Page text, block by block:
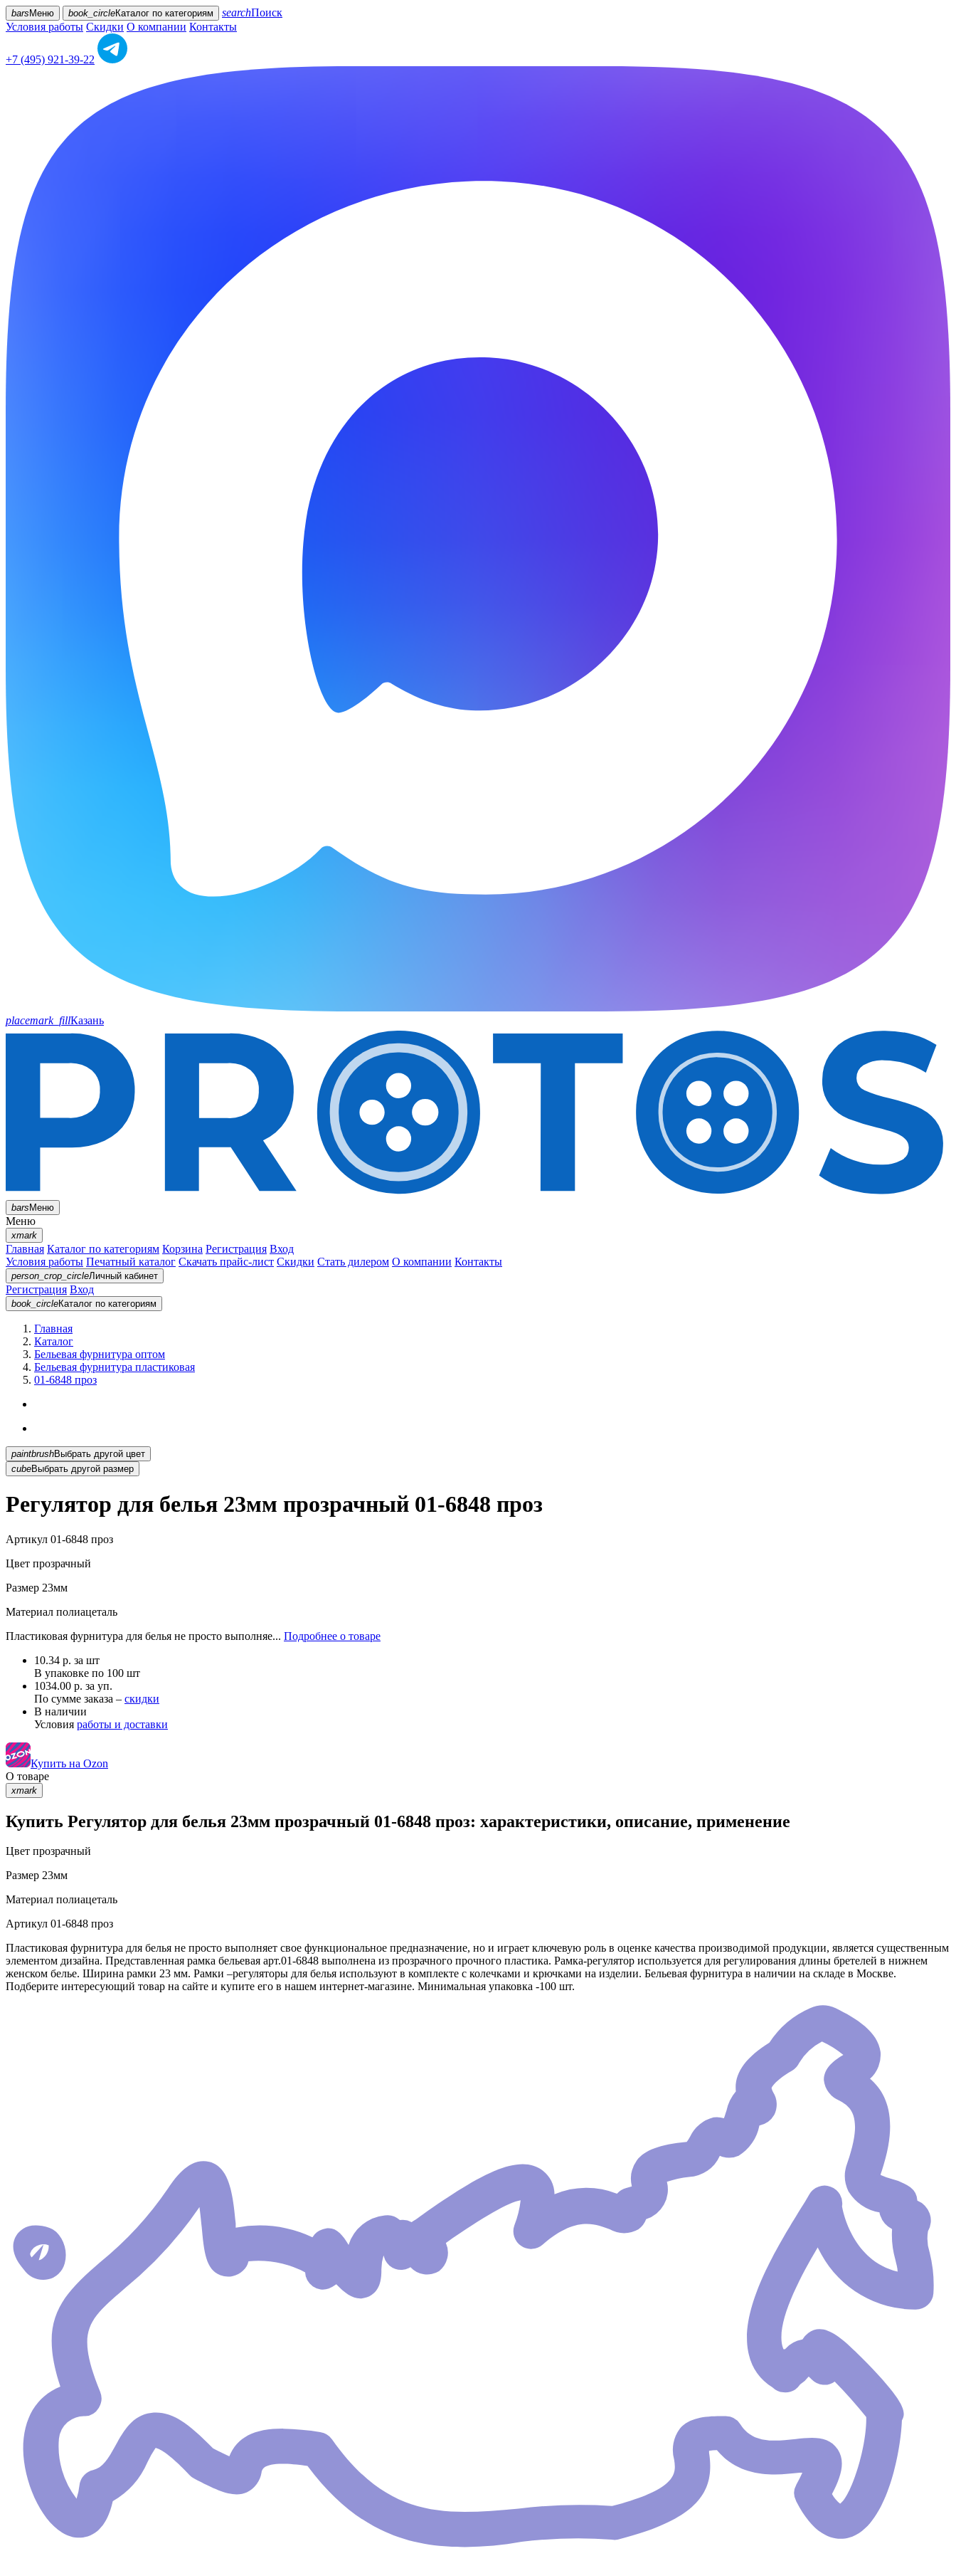
bars Меню book_circleКаталог по категориям searchПоиск
Условия работы Скидки О компании Контакты
+7 (495) 921-39-22
placemark_fillКазань
barsМеню
Меню
xmark
Главная Каталог по категориям Корзина Регистрация Вход
Условия работы Печатный каталог Скачать прайс-лист Скидки Стать дилером О компании Контакты
person_crop_circleЛичный кабинет
Регистрация Вход
book_circleКаталог по категориям
Главная
Каталог
Бельевая фурнитура оптом
Бельевая фурнитура пластиковая
01-6848 проз
paintbrush
Выбрать другой цвет
cubeВыбрать другой размер
Регулятор для белья 23мм прозрачный 01-6848 проз
Артикул 01-6848 проз
Цвет прозрачный
Размер 23мм
Материал полиацеталь
Пластиковая фурнитура для белья не просто выполняе... Подробнее о товаре
10.34 р. за шт
В упаковке по 100 шт
1034.00 р. за уп.
По сумме заказа – скидки
В наличии
Условия работы и доставки
Купить на Ozon
О товаре
xmark
Купить Регулятор для белья 23мм прозрачный 01-6848 проз: характеристики, описание, применение
Цвет прозрачный
Размер 23мм
Материал полиацеталь
Артикул 01-6848 проз
Пластиковая фурнитура для белья не просто выполняет свое функциональное предназначение, но и играет ключевую роль в оценке качества производимой продукции, является существенным
элементом дизайна. Представленная рамка бельевая арт.01-6848 выполнена из прозрачного прочного пластика. Рамка-регулятор используется для регулирования длины бретелей в нижнем
женском белье. Ширина рамки 23 мм. Рамки –регуляторы для белья используют в комплекте с колечками и крючками на изделии. Бельевая фурнитура в наличии на складе в Москве.
Подберите интересующий товар на сайте и купите его в нашем интернет-магазине. Минимальная упаковка -100 шт.